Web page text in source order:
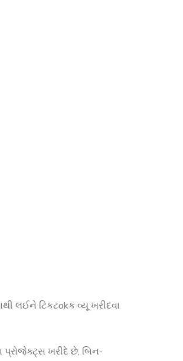
લઈને ટિકટokક વ્યૂ ખરીદવા
પ્રોજેક્ટ્સ ખરીદે છે, બિન-